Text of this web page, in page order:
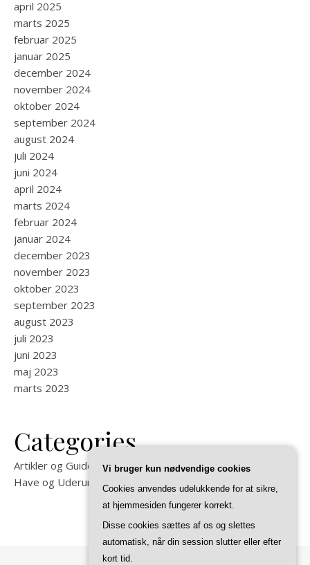
april 2025
marts 2025
februar 2025
januar 2025
december 2024
november 2024
oktober 2024
september 2024
august 2024
juli 2024
juni 2024
april 2024
marts 2024
februar 2024
januar 2024
december 2023
november 2023
oktober 2023
september 2023
august 2023
juli 2023
juni 2023
maj 2023
marts 2023
Categories
Artikler og Guides på Felixma
Have og Uderum
Vi bruger kun nødvendige cookies
Cookies anvendes udelukkende for at sikre,
at hjemmesiden fungerer korrekt.
Disse cookies sættes af os og slettes
automatisk, når din session slutter eller efter
kort tid.